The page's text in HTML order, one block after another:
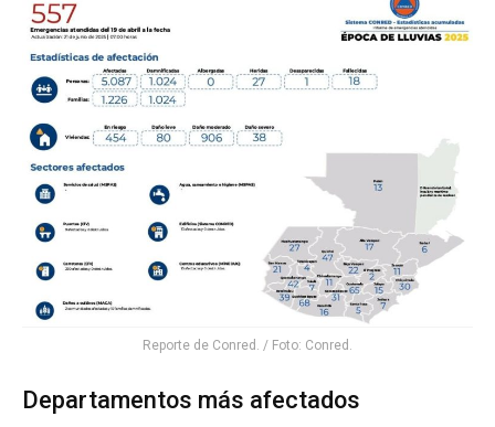
Reporte de Conred. / Foto: Conred.
Departamentos más afectados